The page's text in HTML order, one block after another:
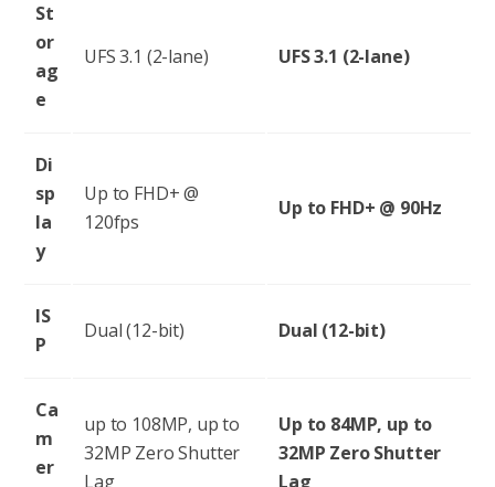
St
or
ag
e
UFS 3.1 (2-lane) UFS 3.1 (2-lane)
Di
sp
la
y
Up to FHD+ @
120fps
Up to FHD+ @ 90Hz
IS
P
Dual (12-bit) Dual (12-bit)
Ca
m
er
up to 108MP, up to
32MP Zero Shutter
Lag
Up to 84MP, up to
32MP Zero Shutter
Lag